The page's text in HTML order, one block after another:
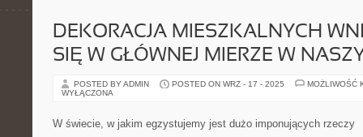
DEKORACJA MIESZKALNYCH
SIĘ W GŁÓWNEJ MIERZE W
POSTED BY ADMIN POSTED ON WRZ - 17 - 2025
MOŻLIWOŚĆ
WYŁĄCZONA
W świecie, w jakim egzystujemy jest dużo imponujących rzeczy